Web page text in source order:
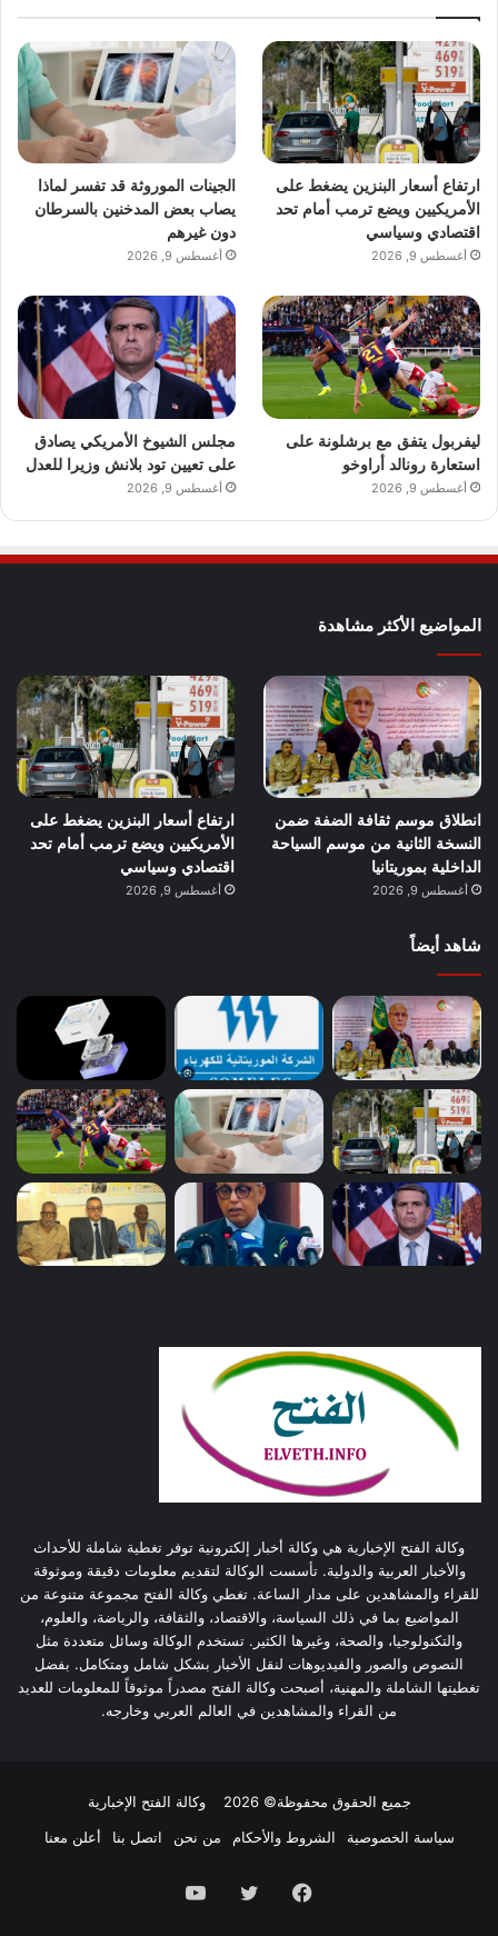
ارتفاع أسعار البنزين يضغط على
الأمريكيين ويضع ترمب أمام تحد
اقتصادي وسياسي
أغسطس 9, 2026
الجينات الموروثة قد تفسر لماذا
يصاب بعض المدخنين بالسرطان
دون غيرهم
أغسطس 9, 2026
ليفربول يتفق مع برشلونة على
استعارة رونالد أراوخو
أغسطس 9, 2026
مجلس الشيوخ الأمريكي يصادق
على تعيين تود بلانش وزيرا للعدل
أغسطس 9, 2026
المواضيع الأكثر مشاهدة
انطلاق موسم ثقافة الضفة ضمن
النسخة الثانية من موسم السياحة
الداخلية بموريتانيا
أغسطس 9, 2026
ارتفاع أسعار البنزين يضغط على
الأمريكيين ويضع ترمب أمام تحد
اقتصادي وسياسي
أغسطس 9, 2026
شاهد أيضاً
وكالة الفتح الإخبارية هي وكالة أخبار إلكترونية توفر تغطية شاملة للأحداث
والأخبار العربية والدولية. تأسست الوكالة لتقديم معلومات دقيقة وموثوقة
للقراء والمشاهدين على مدار الساعة. تغطي وكالة الفتح مجموعة متنوعة من
المواضيع بما في ذلك السياسة، والاقتصاد، والثقافة، والرياضة، والعلوم،
والتكنولوجيا، والصحة، وغيرها الكثير. تستخدم الوكالة وسائل متعددة مثل
النصوص والصور والفيديوهات لنقل الأخبار بشكل شامل ومتكامل. بفضل
تغطيتها الشاملة والمهنية، أصبحت وكالة الفتح مصدراً موثوقاً للمعلومات للعديد
من القراء والمشاهدين في العالم العربي وخارجه.
جميع الحقوق محفوظة© 2026
وكالة الفتح الإخبارية
سياسة الخصوصية
الشروط والأحكام من نحن اتصل بنا أعلن معنا
فيسبوك تويتر يوتيوب